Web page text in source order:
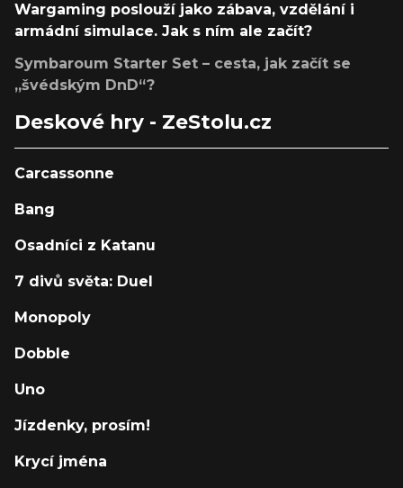
Wargaming poslouží jako zábava, vzdělání i
armádní simulace. Jak s ním ale začít?
Symbaroum Starter Set – cesta, jak začít se
„švédským DnD“?
Deskové hry - ZeStolu.cz
Carcassonne
Bang
Osadníci z Katanu
7 divů světa: Duel
Monopoly
Dobble
Uno
Jízdenky, prosím!
Krycí jména